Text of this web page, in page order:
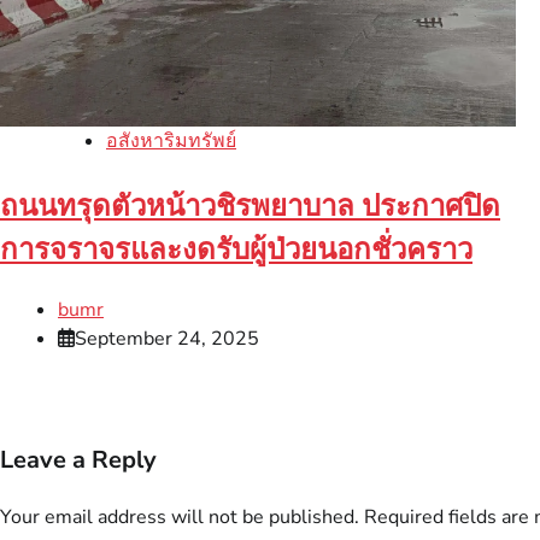
อสังหาริมทรัพย์
ถนนทรุดตัวหน้าวชิรพยาบาล ประกาศปิด
การจราจรและงดรับผู้ป่วยนอกชั่วคราว
bumr
September 24, 2025
Leave a Reply
Your email address will not be published. Required fields are